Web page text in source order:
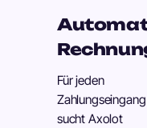
Für jeden
Zahlungseingang
sucht Axolot